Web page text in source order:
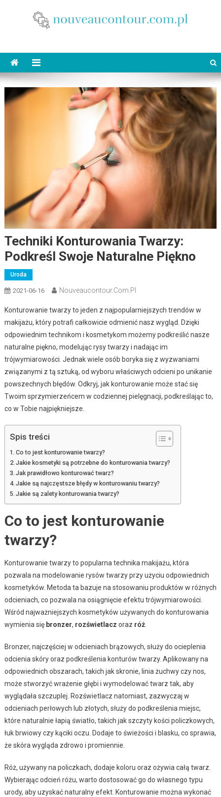
Techniki Konturowania Twarzy:
Podkreśl Swoje Naturalne Piękno
Uroda
2021-06-16 Nouveaucontour.com.pl
Konturowanie twarzy to jeden z najpopularniejszych trendów w
makijażu, który potrafi całkowicie odmienić nasz wygląd. Dzięki
odpowiednim technikom i kosmetykom możemy podkreślić nasze
naturalne piękno, modelując rysy twarzy i nadając im
trójwymiarowości. Jednak wiele osób boryka się z wyzwaniami
związanymi z tą sztuką, od wyboru właściwych odcieni po unikanie
powszechnych błędów. Odkryj, jak konturowanie może stać się
Twoim sprzymierzeńcem w codziennej pielęgnacji, podkreślając to,
co w Tobie najpiękniejsze.
Spis treści
Co to jest konturowanie twarzy?
Jakie kosmetyki są potrzebne do konturowania twarzy?
Jak prawidłowo konturować twarz?
Jakie są najczęstsze błędy w konturowaniu twarzy?
Jakie są zalety konturowania twarzy?
Co to jest konturowanie
twarzy?
Konturowanie twarzy to popularna technika makijażu, która
pozwala na modelowanie rysów twarzy przy użyciu odpowiednich
kosmetyków. Metoda ta bazuje na stosowaniu produktów w różnych
odcieniach, co pozwala na osiągnięcie efektu trójwymiarowości.
Wśród najważniejszych kosmetyków używanych do konturowania
wymienia się bronzer, rozświetlacz oraz róż.
Bronzer, najczęściej w odcieniach brązowych, służy do ocieplenia
odcienia skóry oraz podkreślenia konturów twarzy. Aplikowany na
odpowiednich obszarach, takich jak skronie, linia żuchwy czy nos,
może stworzyć wrażenie głębi i wymodelować twarz tak, aby
wyglądała szczuplej. Rozświetlacz natomiast, zazwyczaj w
odcieniach perłowych lub złotych, służy do podkreślenia miejsc,
które naturalnie łapią światło, takich jak szczyty kości policzkowych,
łuk brwiowy czy kąciki oczu. Dodaje to świeżości i blasku, co sprawia,
że skóra wygląda zdrowo i promiennie.
Róż, używany na policzkach, dodaje koloru oraz ożywia całą twarz.
Wybierając odcień różu, warto dostosować go do własnego typu
urody, aby uzyskać naturalny efekt. Konturowanie można wykonać